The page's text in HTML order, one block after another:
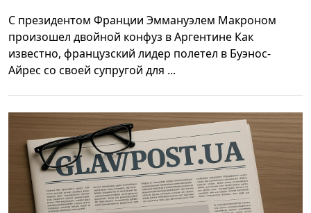
С президентом Франции Эммануэлем Макроном
произошел двойной конфуз в Аргентине Как
известно, французский лидер полетел в Буэнос-
Айрес со своей супругой для ...